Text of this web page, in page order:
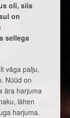
oli, siis
on
sellega
väga palju,
Nüüd on
ära harjuma
lähen
harjuma.